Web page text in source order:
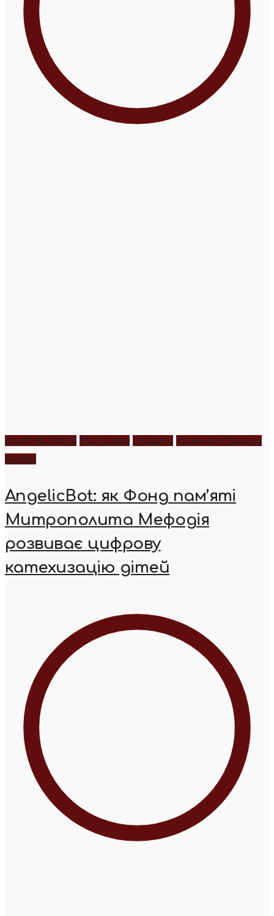
Дитяча біблія Молитва Новини Новини України
Фото
AngelicBot: як Фонд пам’яті
Митрополита Мефодія
розвиває цифрову
катехизацію дітей